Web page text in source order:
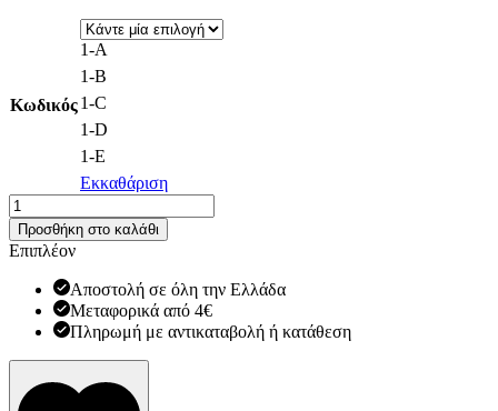
Κωδικός
1-Α
1-B
1-C
1-D
1-E
Εκκαθάριση
Δαχτυλήθρα
Prym
ραβδωτή
ποσότητα
Προσθήκη στο καλάθι
Επιπλέον
Αποστολή σε όλη την Ελλάδα
Μεταφορικά από 4€
Πληρωμή με αντικαταβολή ή κατάθεση